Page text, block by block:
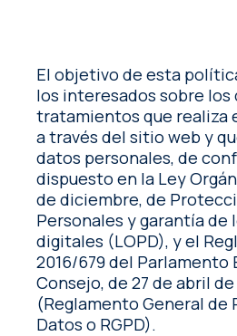
El objetivo de esta
los interesados sobre
tratamientos que realiza
a través del sitio web y
datos personales, de
dispuesto en la Ley
de diciembre, de
Personales y garantía de
digitales (LOPD), y el
2016/679 del Parlamento
Consejo, de 27 de abril de
(Reglamento General de
Datos o RGPD).